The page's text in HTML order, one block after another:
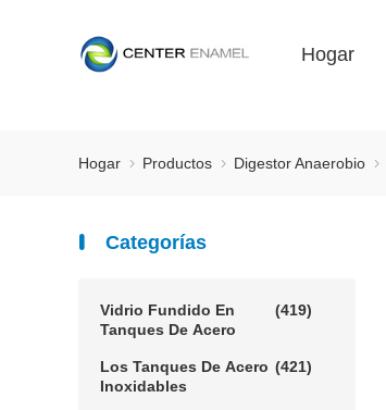
Hogar
Hogar Productos Digestor Anaerobio
Categorías
Vidrio Fundido En
Tanques De Acero
(419)
Los Tanques De Acero
Inoxidables
(421)